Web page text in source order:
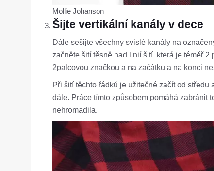
Mollie Johanson
Šijte vertikální kanály v dece
Dále sešijte všechny svislé kanály na
začněte šití těsně nad linií šití, která je téměř
2palcovou značkou a na začátku a na konci
Při šití těchto řádků je užitečné začít od
dále. Práce tímto způsobem pomáhá zabránit
nehromadila.